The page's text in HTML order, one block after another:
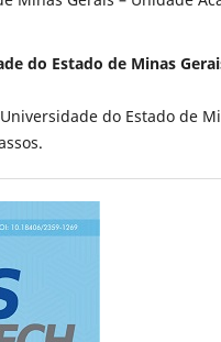
do Estado de Minas
do Estado de